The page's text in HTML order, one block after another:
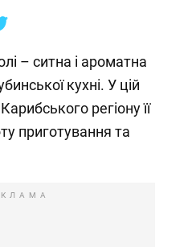
– ситна і ароматна
кухні. У цій
регіону її
приготування та